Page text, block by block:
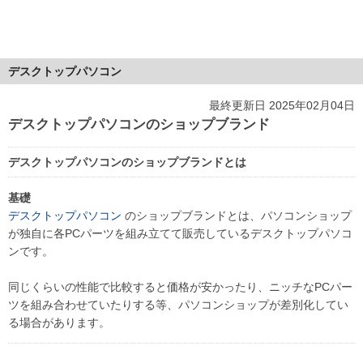
デスクトップパソコン
最終更新日 2025年02月04日
デスクトップパソコンのショップブランド
デスクトップパソコンのショップブランドとは
基礎
デスクトップパソコン のショップブランドとは、パソコンショップ
が独自に各PCパーツを組み立てて販売しているデスクトップパソコ
ンです。
同じくらいの性能で比較すると価格が安かったり、ニッチなPCパー
ツを組み合わせていたりする等、パソコンショップが差別化してい
る場合があります。